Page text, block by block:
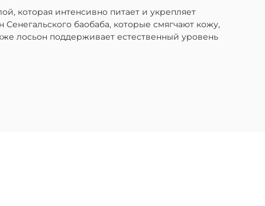
которая интенсивно питает и укрепляет
баобаба, которые смягчают кожу,
лосьон поддерживает естественный уровень